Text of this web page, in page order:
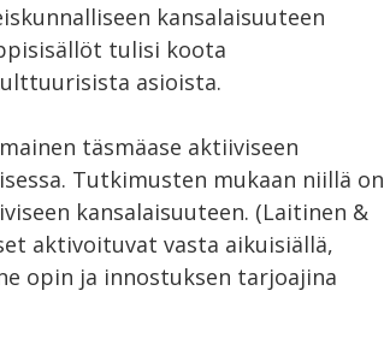
kansalaisuuteen
tulisi koota
asioista.
täsmäase aktiiviseen
Tutkimusten mukaan niillä on
kansalaisuuteen. (Laitinen &
aktivoituvat vasta aikuisiällä,
opin ja innostuksen tarjoajina